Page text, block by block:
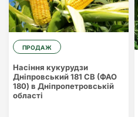
ПРОДАЖ
Насіння кукурудзи
Дніпровський 181 СВ (ФАО
180) в Дніпропетровській
області